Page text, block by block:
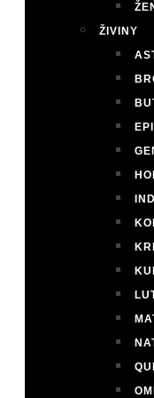
ŽIVINY